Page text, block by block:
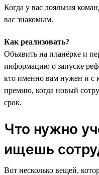
Когда у вас лояльная
вас знакомым.
Как реализовать?
Объявить на планёрке и
информацию о запуске
кто именно вам нужен и с
премию, когда новый
срок.
Что нужно
ищешь
Вот несколько вещей,